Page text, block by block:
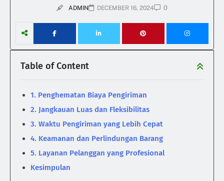
ADMIN DECEMBER 16, 2024 0
Table of Content
1. Penghematan Biaya Pengiriman
2. Jangkauan Luas dan Fleksibilitas
3. Waktu Pengiriman yang Lebih Cepat
4. Keamanan dan Perlindungan Barang
5. Layanan Pelanggan yang Profesional
Kesimpulan